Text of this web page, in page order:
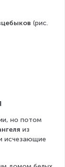
(рис.
но потом
из
исчезающие